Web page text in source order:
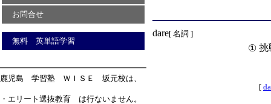
お問合せ
無料 英単語学習
鹿児島 学習塾 ＷＩＳＥ 坂元校は、
・エリート選抜教育 は行ないません。
dare[ 名詞 ]
① 挑
[